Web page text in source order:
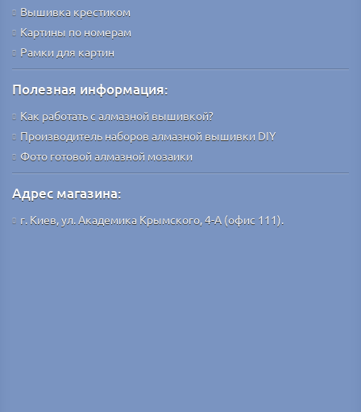
Вышивка крестиком
Картины по номерам
Рамки для картин
Полезная информация:
Как работать с алмазной вышивкой?
Производитель наборов алмазной вышивки DIY
Фото готовой алмазной мозаики
Адрес магазина:
г. Киев, ул. Академика Крымского, 4-А (офис 111).